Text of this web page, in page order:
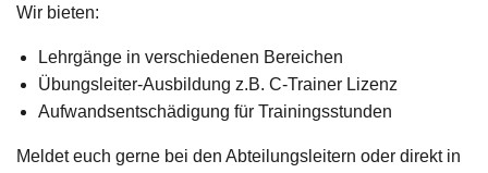
Wir bieten:
Lehrgänge in verschiedenen Bereichen
Übungsleiter-Ausbildung z.B. C-Trainer Lizenz
Aufwandsentschädigung für Trainingsstunden
Meldet euch gerne bei den Abteilungsleitern oder direkt in